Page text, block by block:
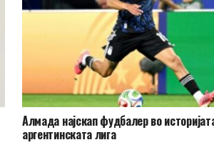
Алмада најскап фудбалер во
аргентинската лига